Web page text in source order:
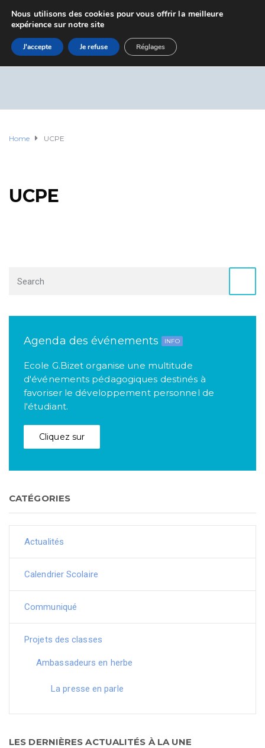
Home UCPE
UCPE
Agenda des événements INFO
Ecole G.Bizet organise une multitude
d'événements pédagogiques destinés à
favoriser le développement personnel de
l'étudiant.
Cliquez sur
CATÉGORIES
Actualités
Calendrier Scolaire
Communiqué
Projets des classes
Ambassadeurs en herbe
La presse en parle
LES DERNIÈRES ACTUALITÉS À LA UNE
Nous utilisons des cookies pour vous offrir la meilleure
expérience sur notre site
J'accepte Je refuse Réglages